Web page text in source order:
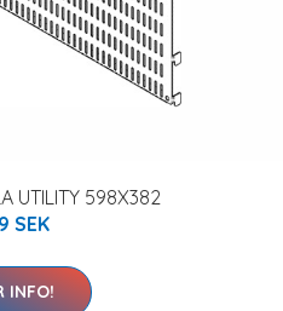
UTILITY 598X382
SEK
INFO!